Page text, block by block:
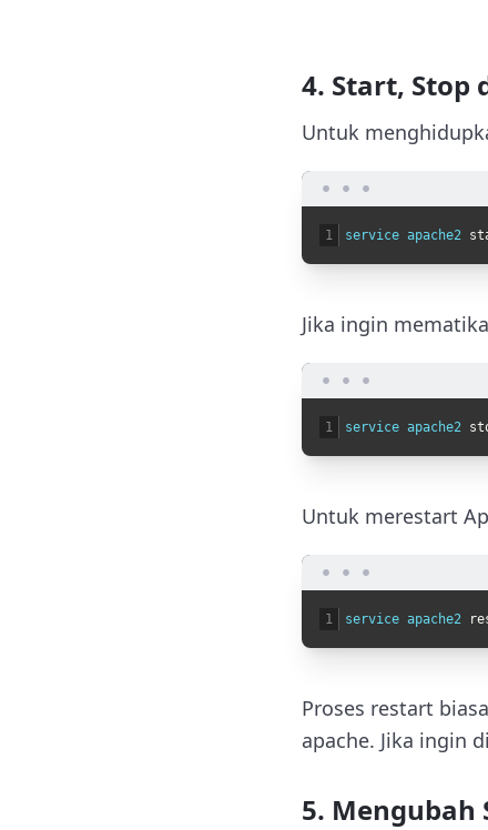
4. Start, Stop
Untuk
1 service apache2
Jika ingin
1 service apache2
Untuk merestart
1 service apache2
Proses restart
apache. Jika ingin
5. Mengubah